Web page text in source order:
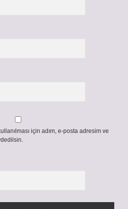
için adım, e-posta adresim ve